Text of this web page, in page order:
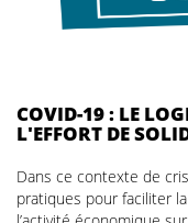
COVID-19 : LE
L'EFFORT DE
Dans ce contexte de
pratiques pour faciliter